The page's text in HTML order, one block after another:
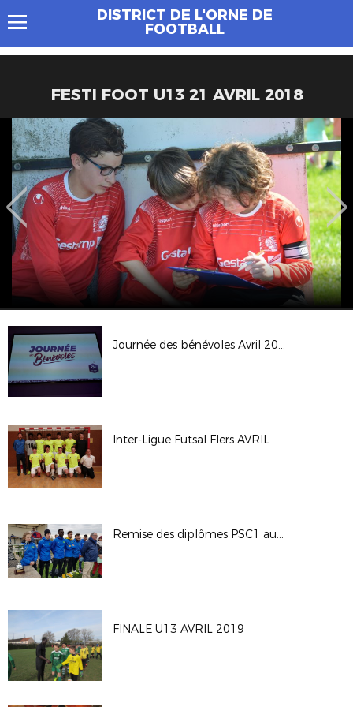
DISTRICT DE L'ORNE DE
FOOTBALL
FESTI FOOT U13 21 AVRIL 2018
Journée des bénévoles Avril 2019
Inter-Ligue Futsal Flers AVRIL 2019
Remise des diplômes PSC1 aux Volontaires au S.C.
FINALE U13 AVRIL 2019